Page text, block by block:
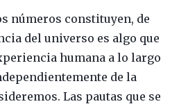
números constituyen, de
del universo es algo que
humana a lo largo
de la
Las pautas que se